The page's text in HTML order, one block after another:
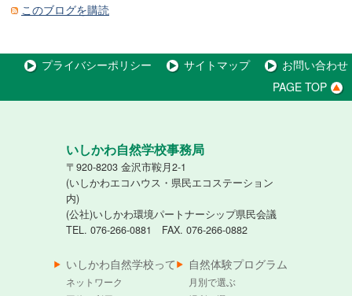
このブログを購読
プライバシーポリシー サイトマップ
お問い合わせ
PAGE TOP
いしかわ自然学校事務局
〒920-8203 金沢市鞍月2-1
(いしかわエコハウス・県民エコステーション
内)
(公社)いしかわ環境パートナーシップ県民会議
TEL. 076-266-0881 FAX. 076-266-0882
いしかわ自然学校って
ネットワーク
自然体験プログラム
月別で選ぶ